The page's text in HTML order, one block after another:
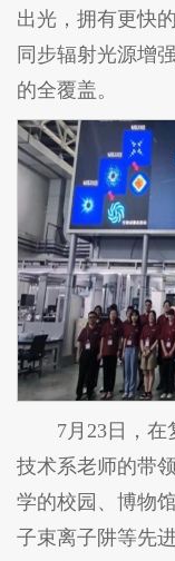
出光，拥有更快
同步辐射光源增
的全覆盖。
7月23日，
技术系老师的带
学的校园、博物
子束离子阱等先